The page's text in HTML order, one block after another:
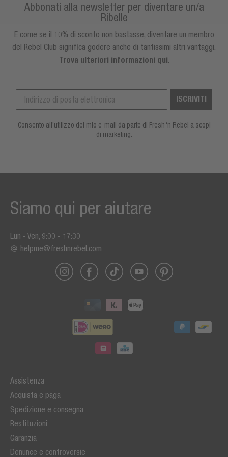
Abbonati alla newsletter per diventare un/a
Ribelle
E come se il 10% di sconto non bastasse, diventare un membro
del Rebel Club significa godere anche di tantissimi altri vantaggi.
Trova ulteriori informazioni qui
ISCRIVITI
Consento all’utilizzo del mio e-mail da parte di Fresh ‘n Rebel a scopi
di marketing.
Assistenza
Acquista e paga
Spedizione e consegna
Restituzioni
Garanzia
Denunce e controversie
Siamo qui per aiutare
Lun - Ven, 9:00 - 17:30
helpme@freshnrebel.com